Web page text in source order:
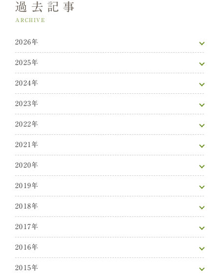
過去記事
ARCHIVE
2026年
2025年
2024年
2023年
2022年
2021年
2020年
2019年
2018年
2017年
2016年
2015年